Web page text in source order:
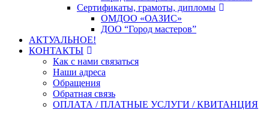
Сертификаты, грамоты, дипломы
ОМДОО «ОАЗИС»
ДОО “Город мастеров”
АКТУАЛЬНОЕ!
КОНТАКТЫ
Как с нами связаться
Наши адреса
Обращения
Обратная связь
ОПЛАТА / ПЛАТНЫЕ УСЛУГИ / КВИТАНЦИЯ